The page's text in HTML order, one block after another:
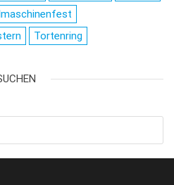
Tortenring